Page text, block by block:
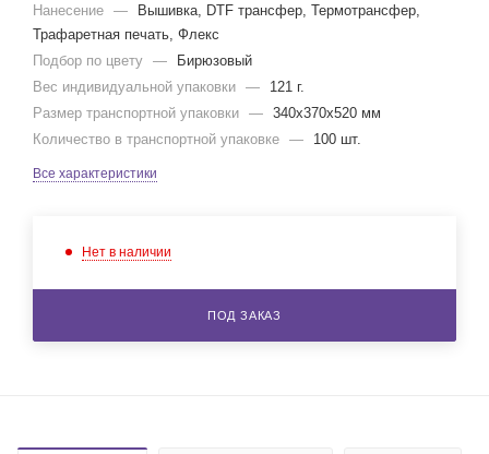
Нанесение —
Вышивка, DTF трансфер, Термотрансфер,
Трафаретная печать, Флекс
Подбор по цвету —
Бирюзовый
Вес индивидуальной упаковки —
121 г.
Размер транспортной упаковки — 340x370x520 мм
Количество в транспортной упаковке — 100 шт.
Все характеристики
Нет в наличии
ПОД ЗАКАЗ